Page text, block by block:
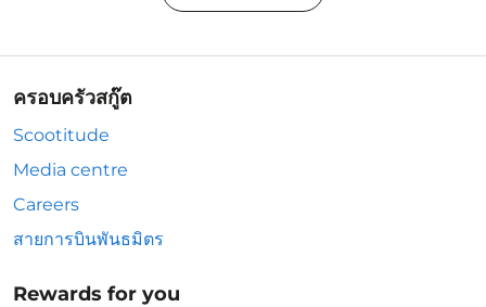
ครอบครัวสกู๊ต
Scootitude
Media centre
Careers
สายการบินพันธมิตร
Rewards for you